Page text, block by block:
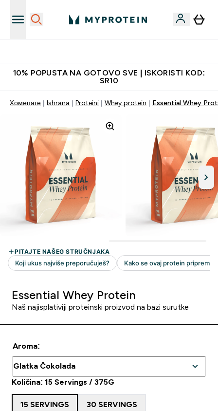
10% POPUSTA NA GOTOVO SVE | ISKORISTI KOD:
SR10
Xомепаге Ishrana Proteini Whey protein Essential Whey
Essential Whey Protein
Naš najisplativiji proteinski proizvod na bazi surutke
Aroma:
Količina: 15 Servings / 375G
15 SERVINGS 30 SERVINGS